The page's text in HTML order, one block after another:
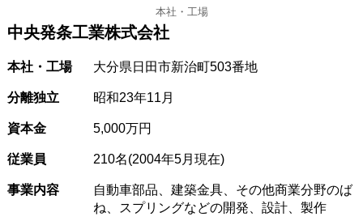
本社・工場
中央発条工業株式会社
本社・工場 大分県日田市新治町503番地
分離独立 昭和23年11月
資本金 5,000万円
従業員 210名(2004年5月現在)
事業内容
自動車部品、建築金具、その他商業分野のば
ね、スプリングなどの開発、設計、製作